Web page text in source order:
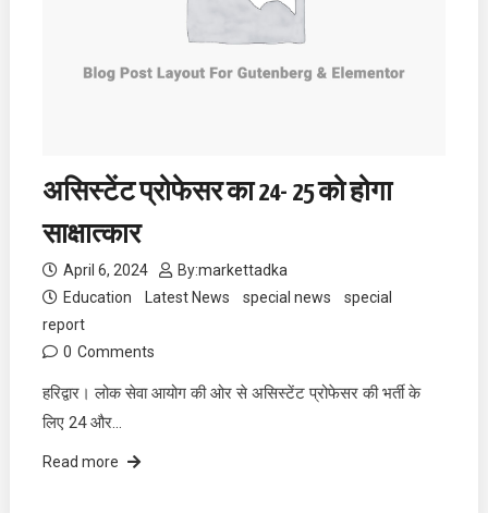
असिस्टेंट प्रोफेसर का 24- 25 को होगा
साक्षात्कार
April 6, 2024 By:markettadka
Education
Latest News special news
special
report
0 Comments
हरिद्वार। लोक सेवा आयोग की ओर से असिस्टेंट प्रोफेसर की भर्ती के
लिए 24 और…
Read more